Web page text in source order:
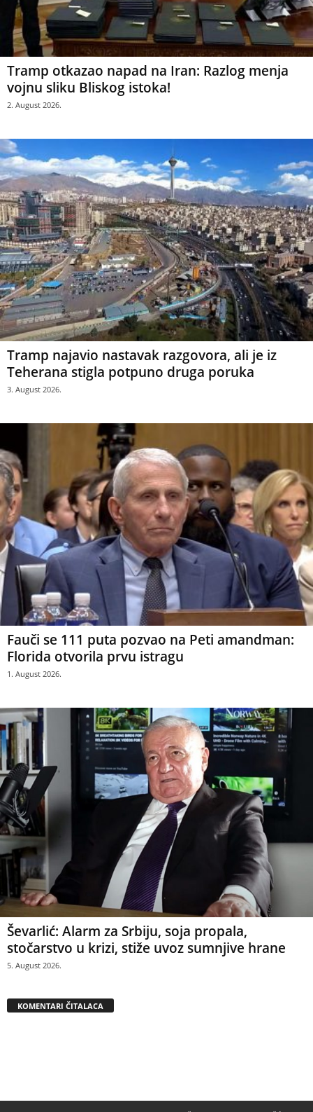
Tramp otkazao napad na Iran: Razlog menja
vojnu sliku Bliskog istoka!
2. August 2026.
Tramp najavio nastavak razgovora, ali je iz
Teherana stigla potpuno druga poruka
3. August 2026.
Fauči se 111 puta pozvao na Peti amandman:
Florida otvorila prvu istragu
1. August 2026.
Ševarlić: Alarm za Srbiju, soja propala,
stočarstvo u krizi, stiže uvoz sumnjive hrane
5. August 2026.
KOMENTARI ČITALACA